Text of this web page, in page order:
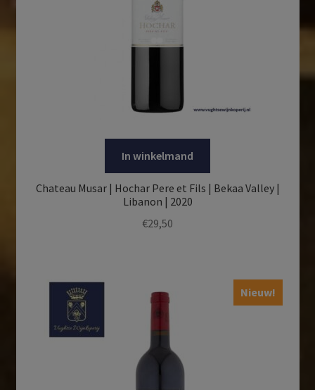
In winkelmand
Chateau Musar | Hochar Pere et Fils | Bekaa Valley |
Libanon | 2020
€29,50
Nieuw!